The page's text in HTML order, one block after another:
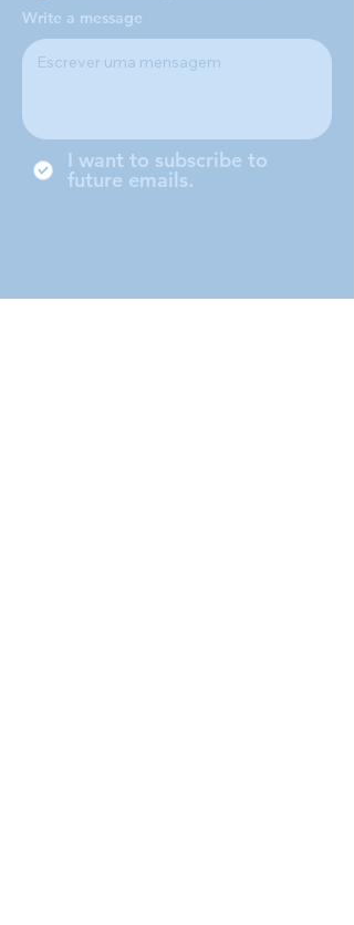
Write a message
I want to subscribe to
future emails.
cidades de Middleboro, Lakeville,